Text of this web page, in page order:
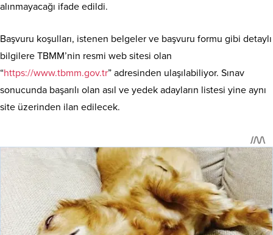
alınmayacağı ifade edildi.
Başvuru koşulları, istenen belgeler ve başvuru formu gibi detaylı
bilgilere TBMM’nin resmi web sitesi olan
“https://www.tbmm.gov.tr” adresinden ulaşılabiliyor. Sınav
sonucunda başarılı olan asıl ve yedek adayların listesi yine aynı
site üzerinden ilan edilecek.